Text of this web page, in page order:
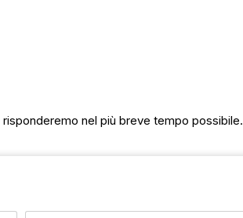
nel più breve tempo possibile.